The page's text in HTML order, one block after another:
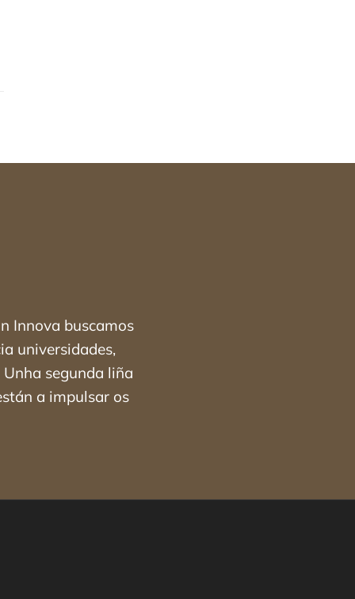
Innova buscamos
universidades,
segunda liña
a impulsar os